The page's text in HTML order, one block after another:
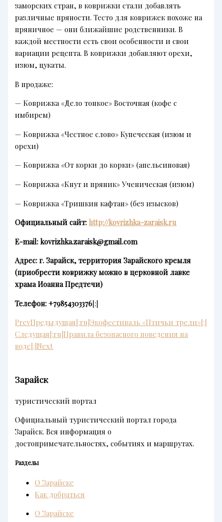
заморских стран, в коврижки стали добавлять
различные пряности. Тесто для коврижек похоже на
пряничное — они ближайшие родственники. В
каждой местности есть свои особенности и свои
вариации рецепта. В коврижки добавляют орехи,
изюм, цукаты.
В продаже:
— Коврижка «Дело тонкое» Восточная (кофе с
имбирем)
— Коврижка «Честное слово» Купеческая (изюм и
орехи)
— Коврижка «От корки до корки» (апельсиновая)
— Коврижка «Кнут и пряник» Ученическая (изюм)
— Коврижка «Тришкин кафтан» (без изысков)
Официальный сайт:http://kovrizhka-zaraisk.ru
E-mail: kovrizhka.zaraisk@gmail.com
Адрес: г. Зарайск, территорияЗарайского кремля
(приобрести коврижку можно в церковной лавке
храма Иоанна Предтечи)
Телефон: +79854303376[:]
PrevПредыдущая[:ru]Экофестиваль «Птичьи трели»[:]
Следущая[:ru]Правила безопасного поведения на
воде[:]Next
Зарайск
туристический портал
Официальный туристический портал города
Зарайск. Вся информация о
достопримечательностях, событиях и маршрутах.
Разделы
О Зарайске
Как добраться
О Зарайске